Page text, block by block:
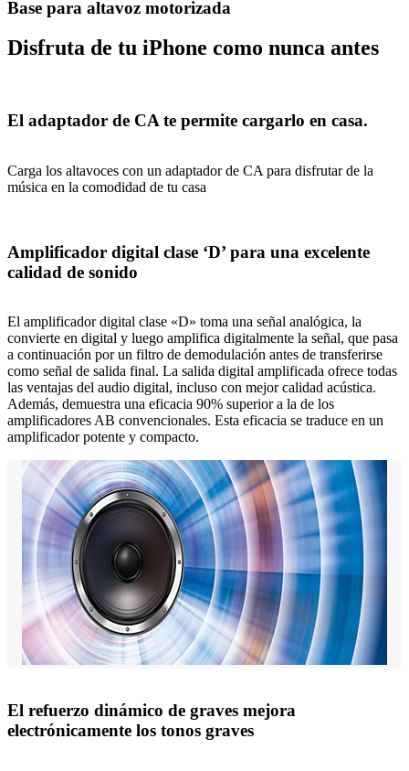
Base para altavoz motorizada
Disfruta de tu iPhone como nunca antes
El adaptador de CA te permite cargarlo en casa.
Carga los altavoces con un adaptador de CA para disfrutar de la
música en la comodidad de tu casa
Amplificador digital clase ‘D’ para una excelente
calidad de sonido
El amplificador digital clase «D» toma una señal analógica, la
convierte en digital y luego amplifica digitalmente la señal, que pasa
a continuación por un filtro de demodulación antes de transferirse
como señal de salida final. La salida digital amplificada ofrece todas
las ventajas del audio digital, incluso con mejor calidad acústica.
Además, demuestra una eficacia 90% superior a la de los
amplificadores AB convencionales. Esta eficacia se traduce en un
amplificador potente y compacto.
El refuerzo dinámico de graves mejora
electrónicamente los tonos graves